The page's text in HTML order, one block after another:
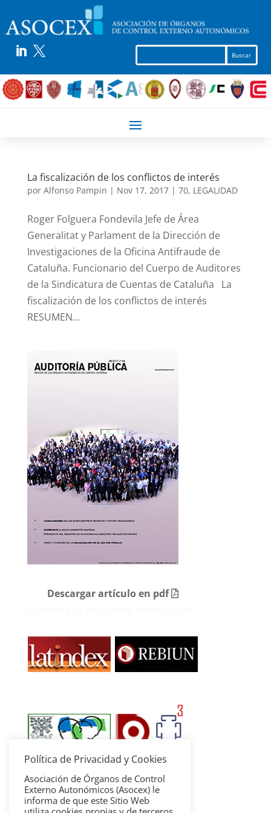
 
La fiscalización de los conflictos de interés
por Alfonso Pampin | Nov 17, 2017| 70, LEGALIDAD
Roger Folguera Fondevila Jefe de Área
Generalitat y Parlament de la Dirección de
Investigaciones de la Oficina Antifraude de
Cataluña. Funcionario del Cuerpo de Auditores
de la Sindicatura de Cuentas de Cataluña La
fiscalización de los conflictos de interés
RESUMEN...
Descargar artículo en pdf
Política de Privacidad y Cookies
Asociación de Órganos de Control
Externo Autonómicos (Asocex) le
informa de que este Sitio Web